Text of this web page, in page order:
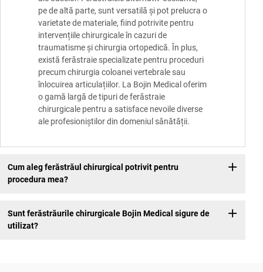
pe de altă parte, sunt versatilă și pot prelucra o
varietate de materiale, fiind potrivite pentru
intervențiile chirurgicale în cazuri de
traumatisme și chirurgia ortopedică. În plus,
există ferăstraie specializate pentru proceduri
precum chirurgia coloanei vertebrale sau
înlocuirea articulațiilor. La Bojin Medical oferim
o gamă largă de tipuri de ferăstraie
chirurgicale pentru a satisface nevoile diverse
ale profesioniștilor din domeniul sănătății.
Cum aleg ferăstrăul chirurgical potrivit pentru
procedura mea?
Sunt ferăstrăurile chirurgicale Bojin Medical sigure de
utilizat?